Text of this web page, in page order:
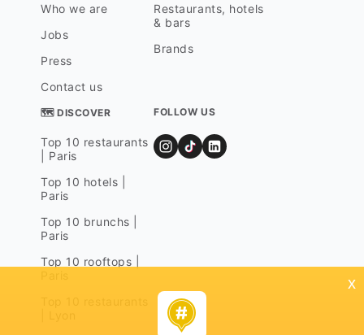
Who we are
Jobs
Press
Contact us
Restaurants, hotels
& bars
Brands
🗺 DISCOVER
Top 10 restaurants
| Paris
Top 10 hotels |
Paris
Top 10 brunchs |
Paris
Top 10 rooftops |
FOLLOW US
x